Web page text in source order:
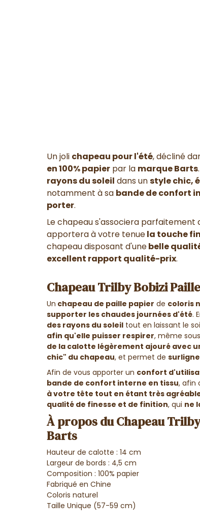
Un joli chapeau pour l'été, décliné
en 100% papier par la marque Barts
rayons du soleil dans unstyle chic,
notamment à sa bande de confort
porter.
Le chapeau s'associera parfaitement
apportera à votre tenuela touche
chapeau disposant d'unebelle
excellent rapport qualité-prix.
Chapeau Trilby Bobizi
Un chapeau de paille papier de coloris
supporter les chaudes journées d'été.
des rayons du soleil tout en laissant le
afin qu'elle puisser respirer, même
de la calotte légèrement ajouré avec
chic" du chapeau, et permet de
Afin de vous apporter un confort
bande de confort interne en tissu, afin
à votre tête tout en étant très
qualité de finesse et de finition, qui ne
À propos du Chapeau
Barts
Hauteur de calotte : 14 cm
Largeur de bords : 4,5 cm
Composition : 100% papier
Fabriqué en Chine
Coloris naturel
Taille Unique (57-59 cm)